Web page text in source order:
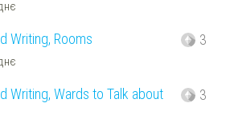
Writing, Rooms 3
Writing, Wards to Talk about
3